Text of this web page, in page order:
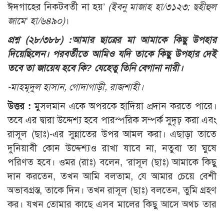
ঈদগাহের নিকটবর্তী না হয়’ (ইবনু মাজাহ হা/৩১২৩; ছহীহুল
জামে‘ হা/৬৪৯০)।
প্রশ্ন (২৮/৩৮৮) :আমার ছাত্রের মা আমাকে কিছু উপহার
দিয়েছিলেন। পরবর্তীতে আমিও যদি তাকে কিছু উপহার দেই
তবে তা জায়েয হবে কি? যেহেতু তিনি বেগানা নারী।
-মাহমূদুল হাসান, গোদাগাড়ী, রাজশাহী।
উত্তর :মুসলমান একে অপরকে হাদিয়া প্রদান করতে পারে।
তবে এর দ্বারা উদ্দেশ্য হবে পারস্পরিক সম্পর্ক সুদৃঢ় করা এবং
রাসূল (ছাঃ)-এর সুন্নাতের উপর আমল করা। এছাড়া তাতে
দুনিয়াবী কোন উদ্দেশ্যও রাখা যাবে না, নতুবা তা ঘুষে
পরিণত হবে। ওমর (রাঃ) বলেন, ‘রাসূল (ছাঃ) আমাকে কিছু
দান করতেন, তখন আমি বলতাম, যে আমার চেয়ে বেশী
অভাবগ্রস্ত, তাকে দিন। তখন রাসূল (ছাঃ) বলতেন, তুমি গ্রহণ
কর। যখন তোমার কাছে এসব মালের কিছু আসে অথচ তার